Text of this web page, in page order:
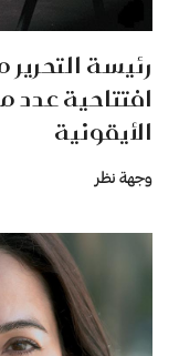
رئيسة
افتتاحية عدد
الأيقونية
وجهة نظر